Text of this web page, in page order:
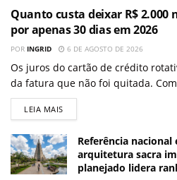
Quanto custa deixar R$
por apenas 30 dias em 2026
POR INGRID 6 DE AGOSTO DE 2026
Os juros do cartão de crédito
da fatura que não foi quitada.
LEIA MAIS
Referência
arquitetura sacra
planejado lidera